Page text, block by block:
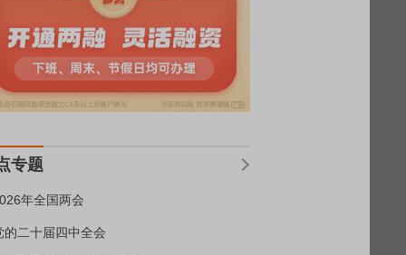
专题
年全国两会
的二十届四中全会